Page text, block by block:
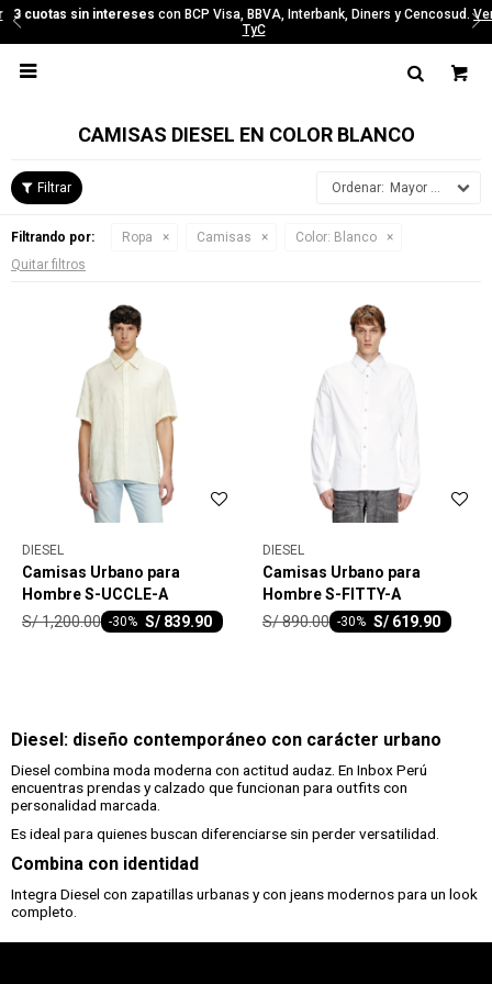
3 cuotas sin interesescon BCP Visa, BBVA, Interbank, Diners y Cencosud.Ver
TyC

CAMISAS DIESEL EN COLOR BLANCO
Mayor precio
Filtrando por: Ropa Camisas Color: Blanco
Quitar filtros
DIESEL
Camisas Urbano para
Hombre S-UCCLE-A
S/ 839.90
-30
S/1,200.00
DIESEL
Camisas Urbano para
Hombre S-FITTY-A
S/ 619.90
-30
S/890.00
Diesel: diseño contemporáneo con carácter urbano
Diesel combina moda moderna con actitud audaz. En Inbox Perú
encuentras prendas y calzado que funcionan para outfits con
personalidad marcada.
Es ideal para quienes buscan diferenciarse sin perder versatilidad.
Combina con identidad
Integra Diesel con zapatillas urbanas y con jeans modernos para un look
completo.